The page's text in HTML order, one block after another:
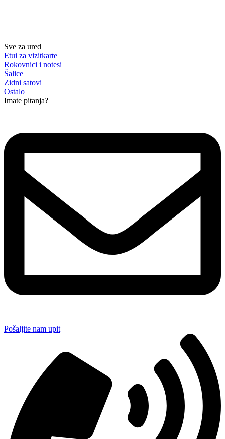
Sve za ured
Etui za vizitkarte
Rokovnici i notesi
Šalice
Zidni satovi
Ostalo
Imate pitanja?
Pošaljite nam upit